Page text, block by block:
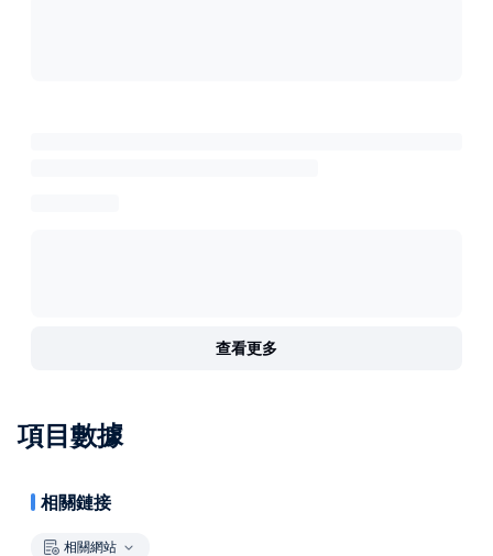
查看更多
項目數據
相關鏈接
相關網站